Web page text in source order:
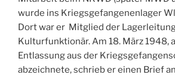
wurde ins Kriegsgefangenenlager
Dort war er Mitglied der
Kulturfunktionär. Am 18. März 1948,
Entlassung aus der
abzeichnete, schrieb er einen Brief